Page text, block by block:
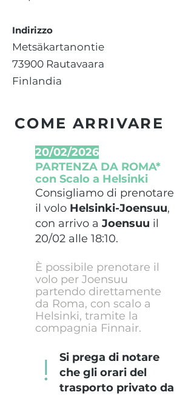
Indirizzo
Metsäkartanontie
73900 Rautavaara
Finlandia
COME ARRIVARE
!
20/02/2026
PARTENZA DA ROMA*
con Scalo a Helsinki
Consigliamo di prenotare
il volo Helsinki-Joensuu,
con arrivo a Joensuu il
20/02 alle 18:10.
È possibile prenotare il
volo per Joensuu
partendo direttamente
da Roma, con scalo a
Helsinki, tramite la
compagnia Finnair.
Si prega di notare
che gli orari del
trasporto privato da